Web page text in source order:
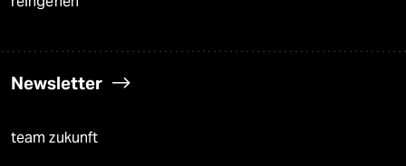
Newsletter
team zukunft